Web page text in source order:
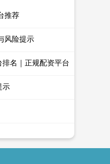
推荐
风险提示
名｜正规配资平台
示